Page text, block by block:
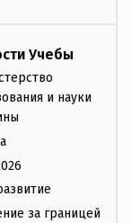
Учебы
и науки
за границей